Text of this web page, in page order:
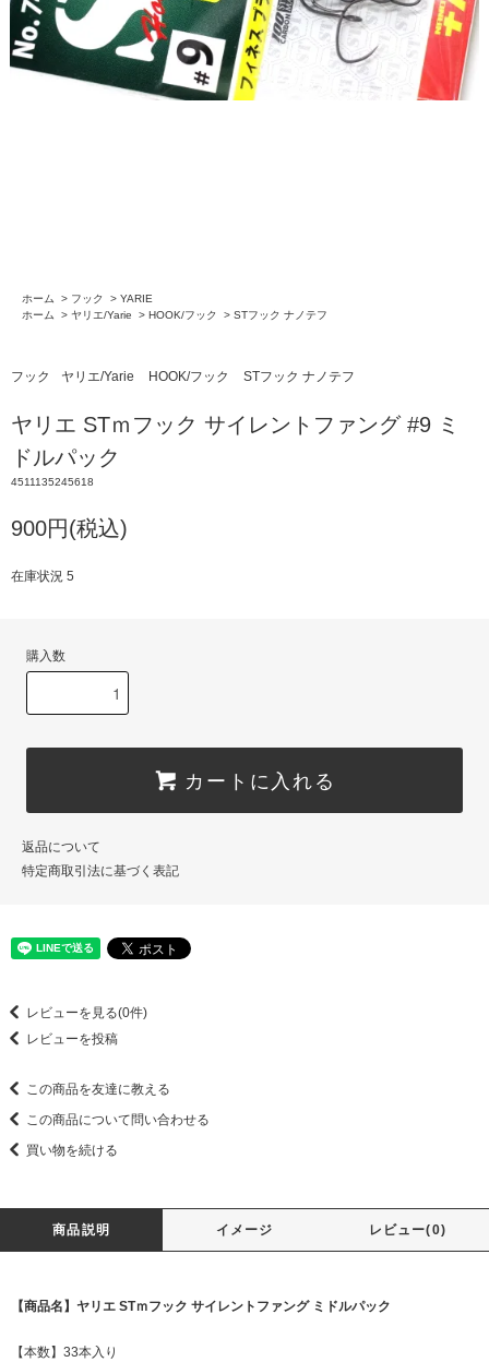
ホーム > フック > YARIE
ホーム
> ヤリエ/Yarie > HOOK/フック > STフック ナノテフ
フック ヤリエ/Yarie HOOK/フック STフック ナノテフ
ヤリエ STｍフック サイレントファング #9 ミ
ドルパック
4511135245618
900円(税込)
在庫状況 5
購入数
カートに入れる
返品について
特定商取引法に基づく表記
レビューを見る(0件)
レビューを投稿
この商品を友達に教える
この商品について問い合わせる
買い物を続ける
商品説明 イメージ レビュー(0)
【商品名】ヤリエ STｍフック サイレントファング ミドルパック
【本数】33本入り